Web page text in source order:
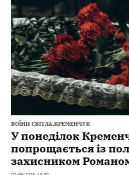
ВОЇНИ СВІТЛА,КРЕМЕНЧУК
У понеділок
попрощається із
захисником